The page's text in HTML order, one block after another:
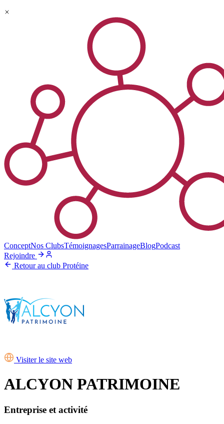
ConceptNos ClubsTémoignagesParrainageBlogPodcast
Rejoindre
Retour au club Protéine
Visiter le site web
ALCYON PATRIMOINE
Entreprise et activité